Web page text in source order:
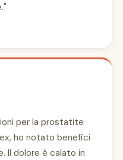
per la prostatite
ho notato benefici
Il dolore è calato in